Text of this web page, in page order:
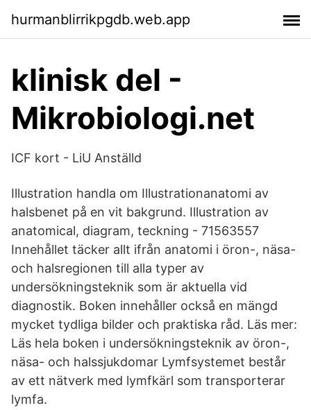
hurmanblirrikpgdb.web.app
klinisk del -
Mikrobiologi.net
ICF kort - LiU Anställd
Illustration handla om Illustrationanatomi av
halsbenet på en vit bakgrund. Illustration av
anatomical, diagram, teckning - 71563557
Innehållet täcker allt ifrån anatomi i öron-, näsa-
och halsregionen till alla typer av
undersökningsteknik som är aktuella vid
diagnostik. Boken innehåller också en mängd
mycket tydliga bilder och praktiska råd. Läs mer:
Läs hela boken i undersökningsteknik av öron-,
näsa- och halssjukdomar Lymfsystemet består
av ett nätverk med lymfkärl som transporterar
lymfa.